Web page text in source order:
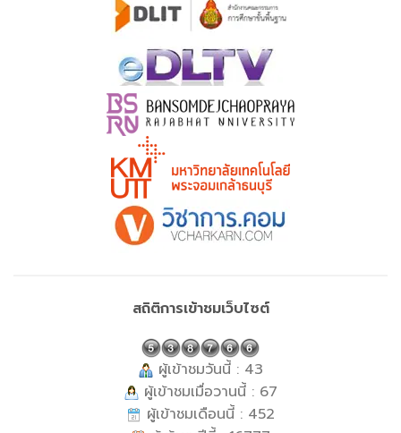
สถิติการเข้าชมเว็บไซต์
ผู้เข้าชมวันนี้ : 43
ผู้เข้าชมเมื่อวานนี้ : 67
ผู้เข้าชมเดือนนี้ : 452